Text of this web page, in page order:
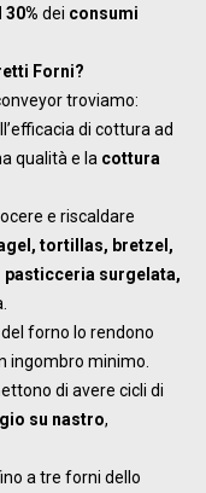
30% dei consumi
Forni?
troviamo:
di cottura ad
qualità e la cottura
e riscaldare
tortillas, bretzel,
surgelata,
del forno lo rendono
ingombro minimo.
di avere cicli di
su nastro,
a tre forni dello